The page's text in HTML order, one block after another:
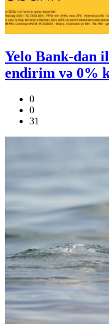
Yelo Bank-dan
endirim və 0%
0
0
31